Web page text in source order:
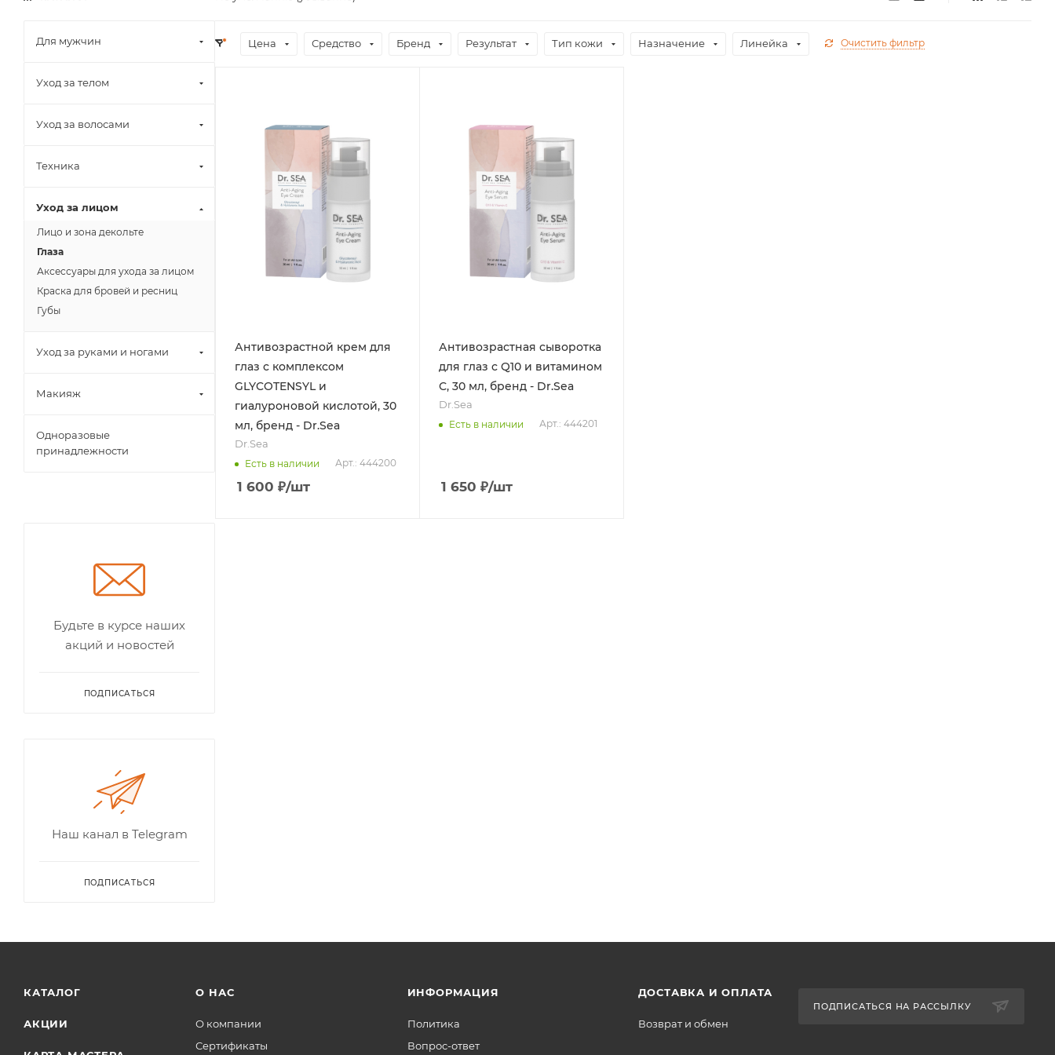
Цена Средство Бренд Результат Тип кожи Назначение Линейка Очистить фильтр
Антивозрастной крем для
глаз с комплексом
GLYCOTENSYL и
гиалуроновой кислотой, 30
мл, бренд - Dr.Sea
Dr.Sea
Есть в наличии Арт.: 444200
1 600 ₽/шт
Антивозрастная сыворотка
для глаз с Q10 и витамином
С, 30 мл, бренд - Dr.Sea
Dr.Sea
Есть в наличии Арт.: 444201
1 650 ₽/шт
Для мужчин
Уход за телом
Уход за волосами
Техника
Уход за лицом
Лицо и зона декольте
Глаза
Аксессуары для ухода за лицом
Краска для бровей и ресниц
Губы
Уход за руками и ногами
Макияж
Одноразовые
принадлежности
Будьте в курсе наших
акций и новостей
ПОДПИСАТЬСЯ
Наш канал в Telegram
ПОДПИСАТЬСЯ
КАТАЛОГ
АКЦИИ
О НАС
О компании
Сертификаты
ИНФОРМАЦИЯ
Политика
Вопрос-ответ
ДОСТАВКА И ОПЛАТА
Возврат и обмен
ПОДПИСАТЬСЯ НА РАССЫЛКУ